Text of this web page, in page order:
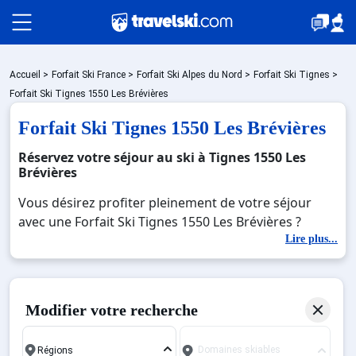
Packages
Stations
Sites CSE & Groupes
Accueil > Forfait Ski France > Forfait Ski Alpes du Nord > Forfait Ski Tignes >
Forfait Ski Tignes 1550 Les Brévières
Forfait Ski Tignes 1550 Les Brévières
Réservez votre séjour au ski à Tignes 1550 Les
Brévières
Vous désirez profiter pleinement de votre séjour
avec une Forfait Ski Tignes 1550 Les Brévières ?
Découvrez nos offres de Forfait Ski Tignes 1550 Les
Brévières pour skier sans limite à noel, jour de l'an,
février. Fermez les yeux et imaginez… Profitez de
station réputée et moderne où vous pourrez mêler
Lire plus...
Modifier votre recherche
Domaines skiables